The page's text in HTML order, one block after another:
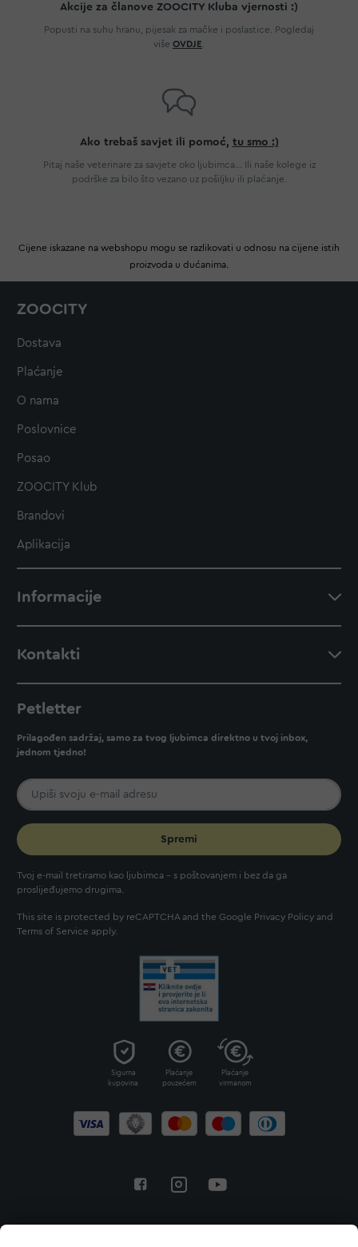
Akcije za članove ZOOCITY Kluba vjernosti :)
Popusti na suhu hranu, pijesak za mačke i poslastice. Pogledaj
više OVDJE
Ako trebaš savjet ili pomoć, tu smo :)
Pitaj naše veterinare za savjete oko ljubimca... Ili naše kolege iz
podrške za bilo što vezano uz pošiljku ili plaćanje.
Cijene iskazane na webshopu mogu se razlikovati u odnosu na cijene istih
proizvoda u dućanima.
ZOOCITY
Dostava
Plaćanje
O nama
Poslovnice
Posao
ZOOCITY Klub
Brandovi
Aplikacija
Informacije
Kontakti
Petletter
Prilagođen sadržaj, samo za tvog ljubimca direktno u tvoj inbox,
jednom tjedno!
Spremi
Tvoj e-mail tretiramo kao ljubimca - s poštovanjem i bez da ga
proslijeđujemo drugima.
This site is protected by reCAPTCHA and the Google Privacy Policy and
Terms of Service apply.
Sigurna
kupovina
Plaćanje
pouzećem
Plaćanje
virmanom